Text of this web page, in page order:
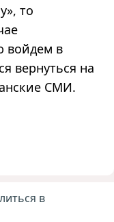
то
войдем в
вернуться на
СМИ.
в